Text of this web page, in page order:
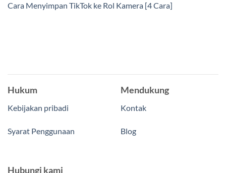
Cara Menyimpan TikTok ke Rol Kamera [4 Cara]
Hukum
Kebijakan pribadi
Syarat Penggunaan
Mendukung
Kontak
Blog
Hubungi kami